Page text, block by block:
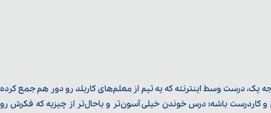
یک، درست وسط اینترنته که یه تیم از معلم‌‌های کاربلد رو دور هم جمع کرده
کاردرست باشه؛ درس خوندن خیلی آسون‌تر و باحال‌تر از چیزیه که فکرش رو